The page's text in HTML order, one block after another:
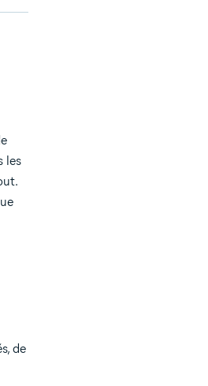
les
de